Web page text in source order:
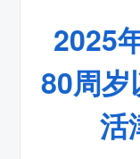
2025
80周岁
活